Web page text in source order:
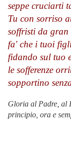
seppe cruciarti
Tu con sorriso
soffristi da gran
fa' che i tuoi
fidando sul tuo
le sofferenze
sopportino
Gloria al Padre, al
principio, ora e